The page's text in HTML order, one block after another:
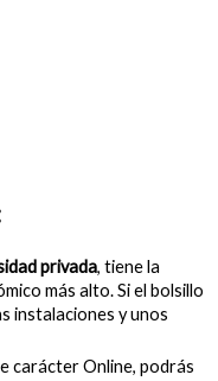
privada, tiene la
más alto. Si el bolsillo
instalaciones y unos
carácter Online, podrás